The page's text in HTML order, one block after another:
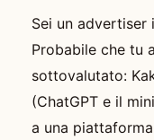
Sei un advertiser
Probabile che tu
sottovalutato:
(ChatGPT e il
a una